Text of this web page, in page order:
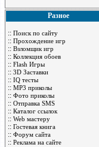
Разное
:: Поиск по сайту
:: Прохождение игр
:: Взломщик игр
:: Коллекция обоев
:: Flash Игры
:: 3D Заставки
:: IQ тесты
:: MP3 приколы
:: Фото приколы
:: Отправка SMS
:: Каталог ссылок
:: Web мастеру
:: Гостевая книга
:: Форум сайта
:: Реклама на сайте